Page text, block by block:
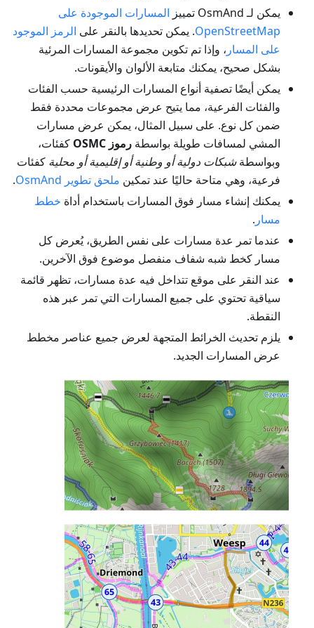
يمكن لـ OsmAnd تمييز
المسارات الموجودة على
OpenStreetMap. يمكن تحديدها بالنقر على الرمز الموجود
على المسار ، وإذا تم تكوين مجموعة المسارات المرئية
بشكل صحيح، يمكنك متابعة الألوان والأيقونات.
يمكن أيضًا تصفية أنواع المسارات الرئيسية حسب الفئات
والفئات الفرعية، مما يتيح عرض مجموعات محددة فقط
ضمن كل نوع. على سبيل المثال، يمكن عرض مسارات
المشي لمسافات طويلة بواسطة رموز OSMC
كفئات،
وبواسطةشبكات دولية أو وطنية أو إقليمية أو محلية كفئات
فرعية، وهي متاحة حاليًا عند تمكين ملحق تطوير OsmAnd
.
يمكنك إنشاء مسار فوق المسارات باستخدام أداة خطط
مسار .
عندما تمر عدة مسارات على نفس الطريق، يُعرض كل
مسار كخط شبه شفاف منفصل موضوع فوق الآخرين.
عند النقر على موقع تتداخل فيه عدة مسارات، تظهر قائمة
سياقية تحتوي على جميع المسارات التي تمر عبر هذه
النقطة.
يلزم تحديث الخرائط المتجهة لعرض جميع عناصر مخطط
عرض المسارات الجديد.